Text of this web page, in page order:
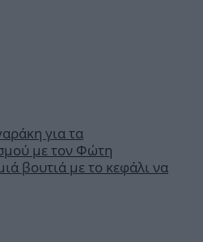
για τα
με τον Φώτη
βουτιά με το κεφάλι να